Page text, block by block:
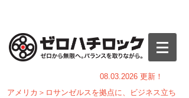
08.03.2026 更新！
アメリカ＞ロサンゼルスを拠点に、ビジネス立ち